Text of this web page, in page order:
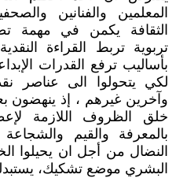
المعلمين والفنانين
الثقافة يكمن في مهمة
تربوية تربط القراءة
بأساليب ترفع القدرات
لكي يتحولوا الى عناصر
وآخرين غيرهم ، إذ ينهضون
خلق الظروف اللازمة
بالمعرفة والقيم
النضال من أجل ان يحيلوا
البشري موضع تشكيك،